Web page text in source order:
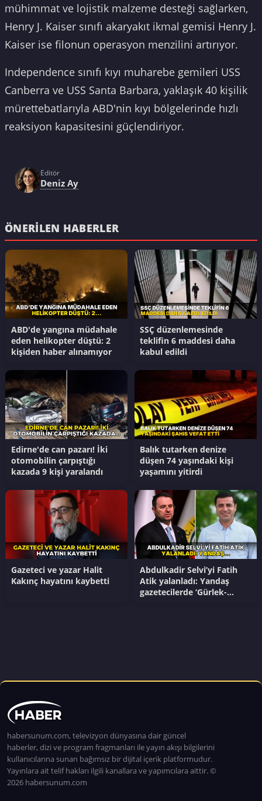
mühimmat ve lojistik malzeme desteği sağlarken,
Henry J. Kaiser sınıfı akaryakıt ikmal gemisi Henry J.
Kaiser ise filonun operasyon menzilini artırıyor.
Independence sınıfı kıyı muharebe gemileri USS
Canberra ve USS Santa Barbara, yaklaşık 40 kişilik
mürettebatlarıyla ABD'nin kıyı bölgelerinde hızlı
reaksiyon kapasitesini güçlendiriyor.
Editör
Deniz Ay
ÖNERILEN HABERLER
ABD'de yangına müdahale
eden helikopter düştü: 2
kişiden haber alınamıyor
SSÇ düzenlemesinde
teklifin 6 maddesi daha
kabul edildi
Edirne'de can pazarı! İki
otomobilin çarpıştığı
kazada 9 kişi yaralandı
Balık tutarken denize
düşen 74 yaşındaki kişi
yaşamını yitirdi
Gazeteci ve yazar Halit
Kakınç hayatını kaybetti
Abdulkadir Selvi’yi Fatih
Atik yalanladı: Yandaş
gazetecilerde ‘Gürlek-
habersunum.com, televizyon dünyasına dair güncel
haberler, dizi ve program fragmanları ile yayın akışı bilgilerini
kullanıcılarına sunan bağımsız bir dijital içerik platformudur.
Yayınlara ait telif hakları ilgili kanallara ve yapımcılara aittir. ©
2026 habersunum.com